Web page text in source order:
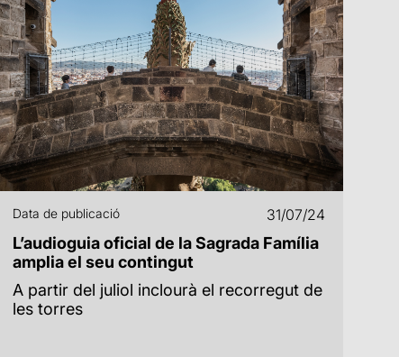
Data de publicació 31/07/24
L’audioguia oficial de la Sagrada Família
amplia el seu contingut
A partir del juliol inclourà el recorregut de
les torres